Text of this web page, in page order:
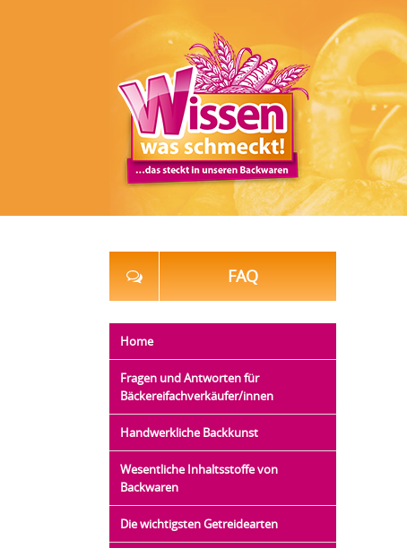
FAQ
Home
Fragen und Antworten für
Bäckereifachverkäufer/innen
Handwerkliche Backkunst
Wesentliche Inhaltsstoffe von
Backwaren
Die wichtigsten Getreidearten